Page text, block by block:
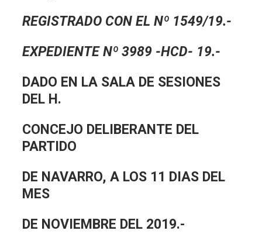
REGISTRADO CON EL Nº 1549/19.-
EXPEDIENTE Nº 3989 -HCD- 19.-
DADO EN LA SALA DE SESIONES
DEL H.
CONCEJO DELIBERANTE DEL
PARTIDO
DE NAVARRO, A LOS 11 DIAS DEL
MES
DE NOVIEMBRE DEL 2019.-